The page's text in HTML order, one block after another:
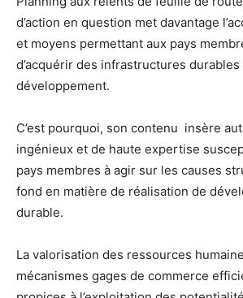
d’action en question met davantage
et moyens permettant aux pays
d’acquérir des infrastructures durables
développement.
C’est pourquoi, son contenu insère
ingénieux et de haute expertise
pays membres à agir sur les causes
fond en matière de réalisation de
durable.
La valorisation des ressources
mécanismes gages de commerce